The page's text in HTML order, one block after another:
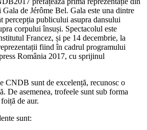
de Jérôme Bel. Gala este una dintre
percepția publicului asupra dansului
corpului însuși. Spectacolul este
Francez, și pe 14 decembrie, la
fiind în cadrul programului
România 2017, cu sprijinul
CNDB sunt de excelență, recunosc o
De asemenea, trofeele sunt sub forma
de aur.
sunt: